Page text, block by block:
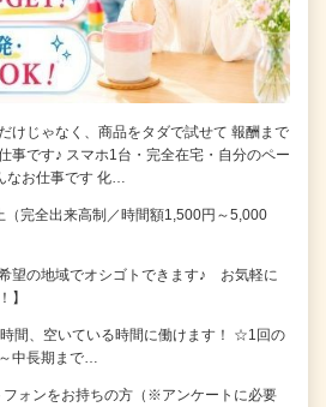
けじゃなく、商品をタダで試せて 報酬まで
事です♪ スマホ1台・完全在宅・自分のペー
お仕事です 化…
（完全出来高制／時間額1,500円～5,000
望の地域でオシゴトできます♪ お気軽に
】
間、空いている時間に働けます！ ☆1回の
中長期まで…
ォンをお持ちの方（※アンケートに必要